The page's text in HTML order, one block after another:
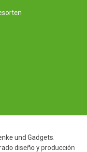
und Gadgets.
diseño y producción